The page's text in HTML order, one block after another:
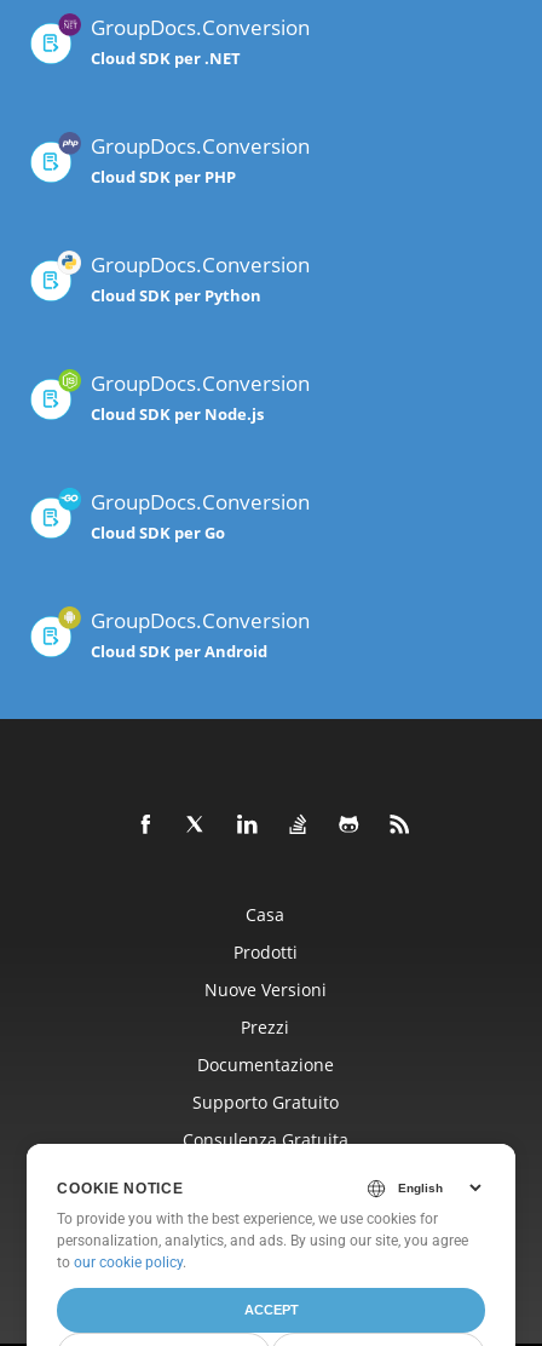
GroupDocs.Conversion
Cloud SDK per .NET
GroupDocs.Conversion
Cloud SDK per PHP
GroupDocs.Conversion
Cloud SDK per Python
GroupDocs.Conversion
Cloud SDK per Node.js
GroupDocs.Conversion
Cloud SDK per Go
GroupDocs.Conversion
Cloud SDK per Android
Casa
Prodotti
Nuove Versioni
Prezzi
Documentazione
Supporto Gratuito
Consulenza Gratuita
Siti Web
Di
COOKIE NOTICE
To provide you with the best experience, we use cookies for
personalization, analytics, and ads. By using our site, you agree
toour cookie policy.
ACCEPT